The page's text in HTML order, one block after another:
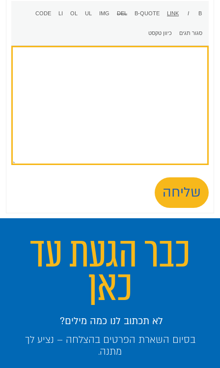
שליחה
כבר הגעת עד
כאן
לא תכתוב לנו כמה מילים?
בסיום השארת הפרטים בהצלחה – נציע לך
מתנה.